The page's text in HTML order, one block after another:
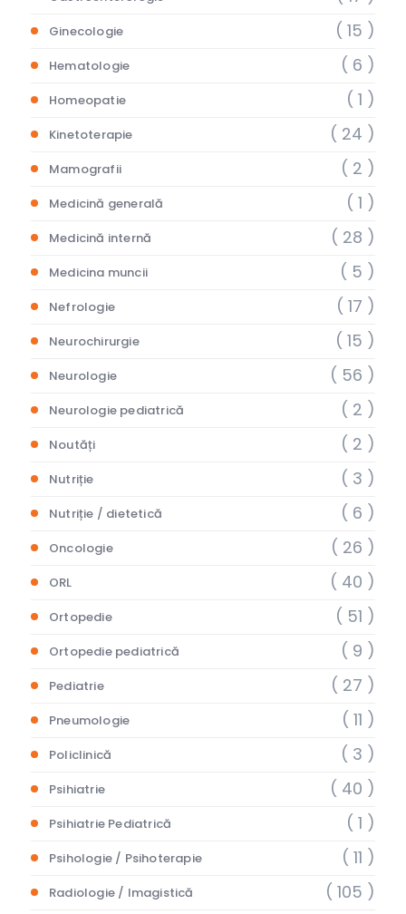
Ginecologie ( 15 )
Hematologie ( 6 )
Homeopatie ( 1 )
Kinetoterapie ( 24 )
Mamografii ( 2 )
Medicină generală ( 1 )
Medicină internă ( 28 )
Medicina muncii ( 5 )
Nefrologie ( 17 )
Neurochirurgie ( 15 )
Neurologie ( 56 )
Neurologie pediatrică ( 2 )
Noutăți ( 2 )
Nutriție ( 3 )
Nutriție / dietetică ( 6 )
Oncologie ( 26 )
ORL ( 40 )
Ortopedie ( 51 )
Ortopedie pediatrică ( 9 )
Pediatrie ( 27 )
Pneumologie ( 11 )
Policlinică ( 3 )
Psihiatrie ( 40 )
Psihiatrie Pediatrică ( 1 )
Psihologie / Psihoterapie ( 11 )
Radiologie / Imagistică ( 105 )